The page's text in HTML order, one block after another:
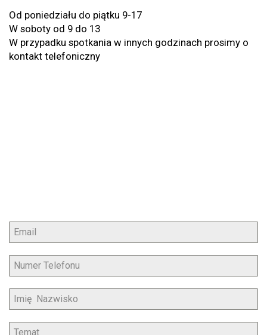
Od poniedziału do piątku 9-17
W soboty od 9 do 13
W przypadku spotkania w innych godzinach prosimy o
kontakt telefoniczny